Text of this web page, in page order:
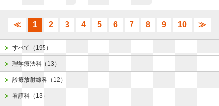
≪ 1 2 3 4 5 6 7 8 9 10 ≫
すべて（195）
理学療法科（13）
診療放射線科（12）
看護科（13）